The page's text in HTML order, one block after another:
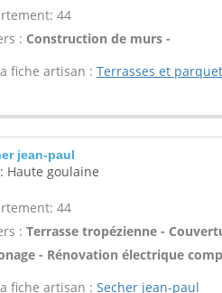
44
: Construction de murs -
fiche artisan : Terrasses et
jean-paul
Haute goulaine
44
: Terrasse tropézienne -
- Rénovation électrique
fiche artisan : Secher jean-paul